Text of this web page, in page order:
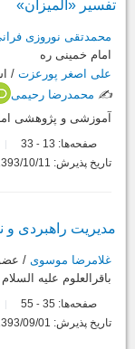
تفسیر «المیزان»
محمدتقی نوروزی
امام خمینی ره
علی اصغر پورعزت /
✍️ محمدرضا رحیمی
آموزشی و پژوهشی
صفحه‌ها: 13
-
تاریخ پذیرش: 1393/10/11
مدیریت راهبردی
غلامرضا موسوی /
باقرالعلوم علیه السلام
صفحه‌ها: 35
-
تاریخ پذیرش: 1393/09/01